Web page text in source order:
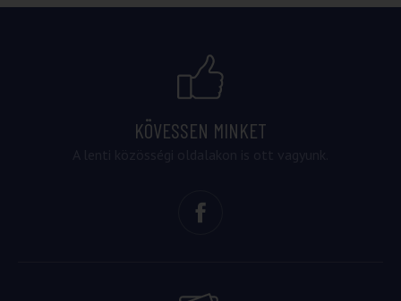
KÖVESSEN MINKET